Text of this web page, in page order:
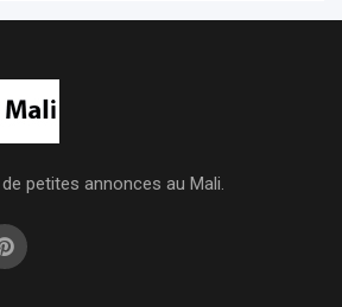
petites annonces au Mali.